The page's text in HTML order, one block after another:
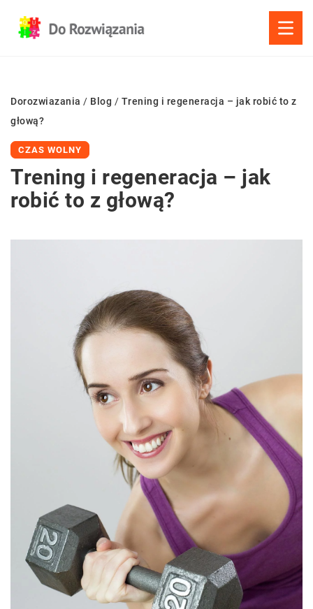
Dorozwiazania / Blog / Trening i regeneracja – jak robić to z
głową?
CZAS WOLNY
Trening i regeneracja – jak
robić to z głową?